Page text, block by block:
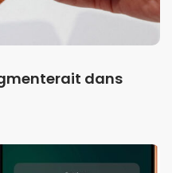
dans